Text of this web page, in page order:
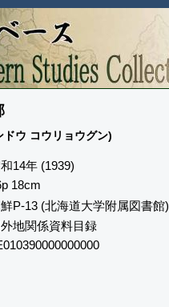
ウ コウリョウグン)
14年 (1939)
18cm
P-13 (北海道大学附属図書館)
外地関係資料目録